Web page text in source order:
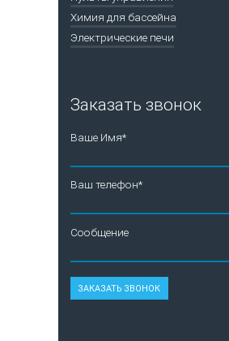
Химия для бассейна
Электрические печи
Заказать звонок
Ваше Имя*
Ваш телефон*
Сообщение